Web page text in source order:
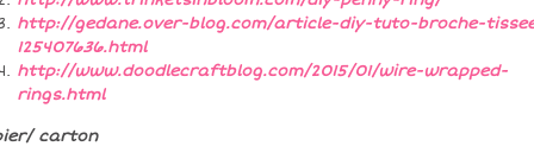
http://gedane.over-blog.com/article-diy-tuto-broche-
125407636.html
http://www.doodlecraftblog.com/2015/01/wire-wrapped-
rings.html
carton